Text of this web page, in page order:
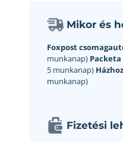
Mikor és
Foxpost
munkanap)
5 munkanap)
munkanap)
Fizetési